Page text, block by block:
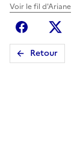
Voir le fil d'Ariane
Facebook
Retour